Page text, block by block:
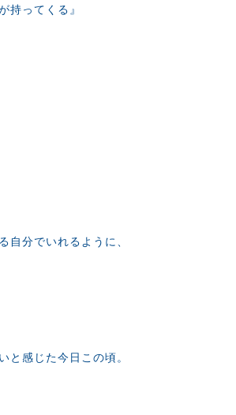
持ってくる』
自分でいれるように、
と感じた今日この頃。